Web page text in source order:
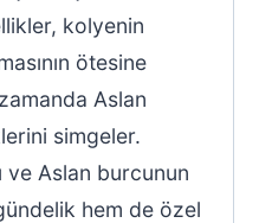
kolyenin
ötesine
Aslan
simgeler.
ve Aslan burcunun
hem de özel